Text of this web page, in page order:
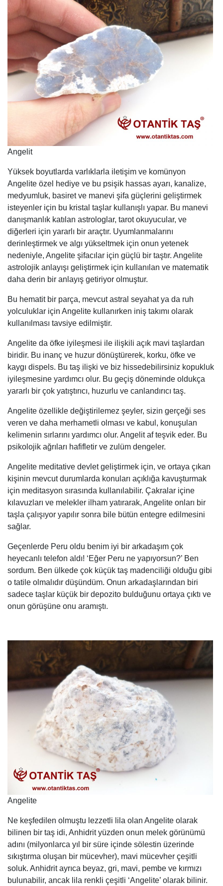
Angelit
Yüksek boyutlarda varlıklarla iletişim ve komünyon
Angelite özel hediye ve bu psişik hassas ayarı, kanalize,
medyumluk, basiret ve manevi şifa güçlerini geliştirmek
isteyenler için bu kristal taşlar kullanışlı yapar. Bu manevi
danışmanlık katılan astrologlar, tarot okuyucular, ve
diğerleri için yararlı bir araçtır. Uyumlanmalarını
derinleştirmek ve algı yükseltmek için onun yetenek
nedeniyle, Angelite şifacılar için güçlü bir taştır. Angelite
astrolojik anlayışı geliştirmek için kullanılan ve matematik
daha derin bir anlayış getiriyor olmuştur.
Bu hematit bir parça, mevcut astral seyahat ya da ruh
yolculuklar için Angelite kullanırken iniş takımı olarak
kullanılması tavsiye edilmiştir.
Angelite da öfke iyileşmesi ile ilişkili açık mavi taşlardan
biridir. Bu inanç ve huzur dönüştürerek, korku, öfke ve
kaygı dispels. Bu taş ilişki ve biz hissedebilirsiniz kopukluk
iyileşmesine yardımcı olur. Bu geçiş döneminde oldukça
yararlı bir çok yatıştırıcı, huzurlu ve canlandırıcı taş.
Angelite özellikle değiştirilemez şeyler, sizin gerçeği ses
veren ve daha merhametli olması ve kabul, konuşulan
kelimenin sırlarını yardımcı olur. Angelit af teşvik eder. Bu
psikolojik ağrıları hafifletir ve zulüm dengeler.
Angelite meditative devlet geliştirmek için, ve ortaya çıkan
kişinin mevcut durumlarda konuları açıklığa kavuşturmak
için meditasyon sırasında kullanılabilir. Çakralar içine
kılavuzları ve melekler ilham yatırarak, Angelite onları bir
taşla çalışıyor yapılır sonra bile bütün entegre edilmesini
sağlar.
Geçenlerde Peru oldu benim iyi bir arkadaşım çok
heyecanlı telefon aldı! ‘Eğer Peru ne yapıyorsun?’ Ben
sordum. Ben ülkede çok küçük taş madenciliği olduğu gibi
o tatile olmalıdır düşündüm. Onun arkadaşlarından biri
sadece taşlar küçük bir depozito bulduğunu ortaya çıktı ve
onun görüşüne onu aramıştı.
Angelite
Ne keşfedilen olmuştu lezzetli lila olan Angelite olarak
bilinen bir taş idi, Anhidrit yüzden onun melek görünümü
adını (milyonlarca yıl bir süre içinde sölestin üzerinde
sıkıştırma oluşan bir mücevher), mavi mücevher çeşitli
soluk. Anhidrit ayrıca beyaz, gri, mavi, pembe ve kırmızı
bulunabilir, ancak lila renkli çeşitli ‘Angelite’ olarak bilinir.